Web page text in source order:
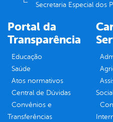
Secretaria Especial dos
Portal da
Transparência
Educação
Saúde
Atos normativos
Central de Dúvidas
Convênios e
Transferências